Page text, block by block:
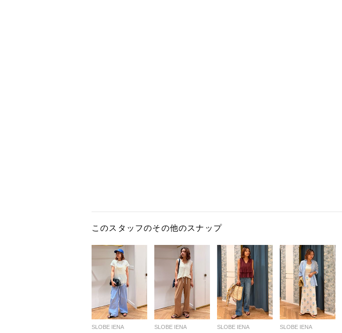
このスタッフのその他のスナップ
SLOBE IENA
SLOBE IENA
SLOBE IENA
SLOBE IENA